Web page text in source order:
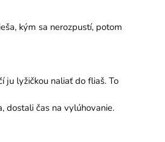
kým sa nerozpustí, potom
ju lyžičkou naliať do fliaš. To
dostali čas na vylúhovanie.